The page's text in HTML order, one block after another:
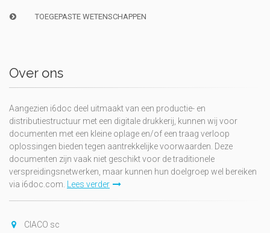
TOEGEPASTE WETENSCHAPPEN
Over ons
Aangezien i6doc deel uitmaakt van een productie- en
distributiestructuur met een digitale drukkerij, kunnen wij voor
documenten met een kleine oplage en/of een traag verloop
oplossingen bieden tegen aantrekkelijke voorwaarden. Deze
documenten zijn vaak niet geschikt voor de traditionele
verspreidingsnetwerken, maar kunnen hun doelgroep wel bereiken
via i6doc.com. Lees verder
CIACO sc